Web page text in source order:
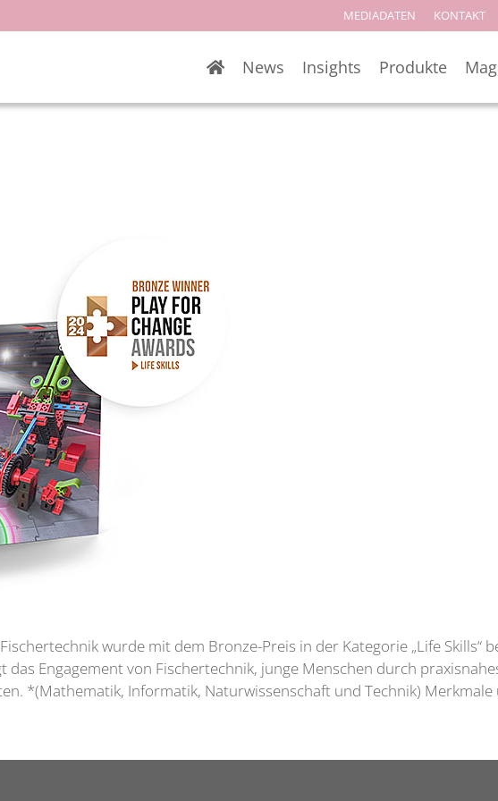
MEDIADATEN KONTAKT
News Insights Produkte
wurde mit dem Bronze-Preis in der Kategorie „Life Skills“
Engagement von Fischertechnik, junge Menschen durch
*(Mathematik, Informatik, Naturwissenschaft und Technik)